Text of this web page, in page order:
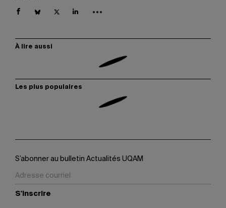
À lire aussi
Les plus populaires
S’abonner au bulletin Actualités UQAM
S'inscrire